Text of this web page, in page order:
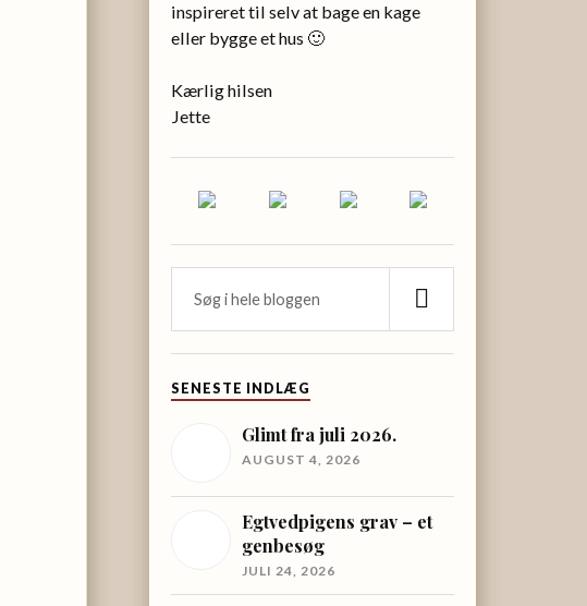
inspireret til selv at bage en kage
eller bygge et hus 🙂
Kærlig hilsen
Jette
SENESTE INDLÆG
Glimt fra juli 2026.
AUGUST 4, 2026
Egtvedpigens grav – et
genbesøg
JULI 24, 2026